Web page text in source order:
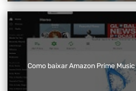
Como baixar Amazon Prime